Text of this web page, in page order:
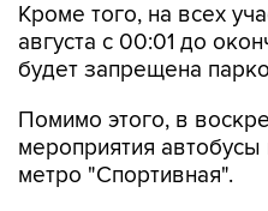
Кроме того, на всех
августа с 00:01 до
будет запрещена
Помимо этого, в
мероприятия
метро "Спортивная".